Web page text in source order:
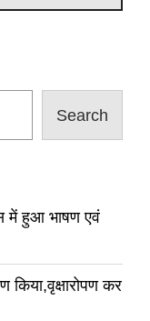
Search
में हुआ भाषण एवं
किया,वृक्षारोपण कर